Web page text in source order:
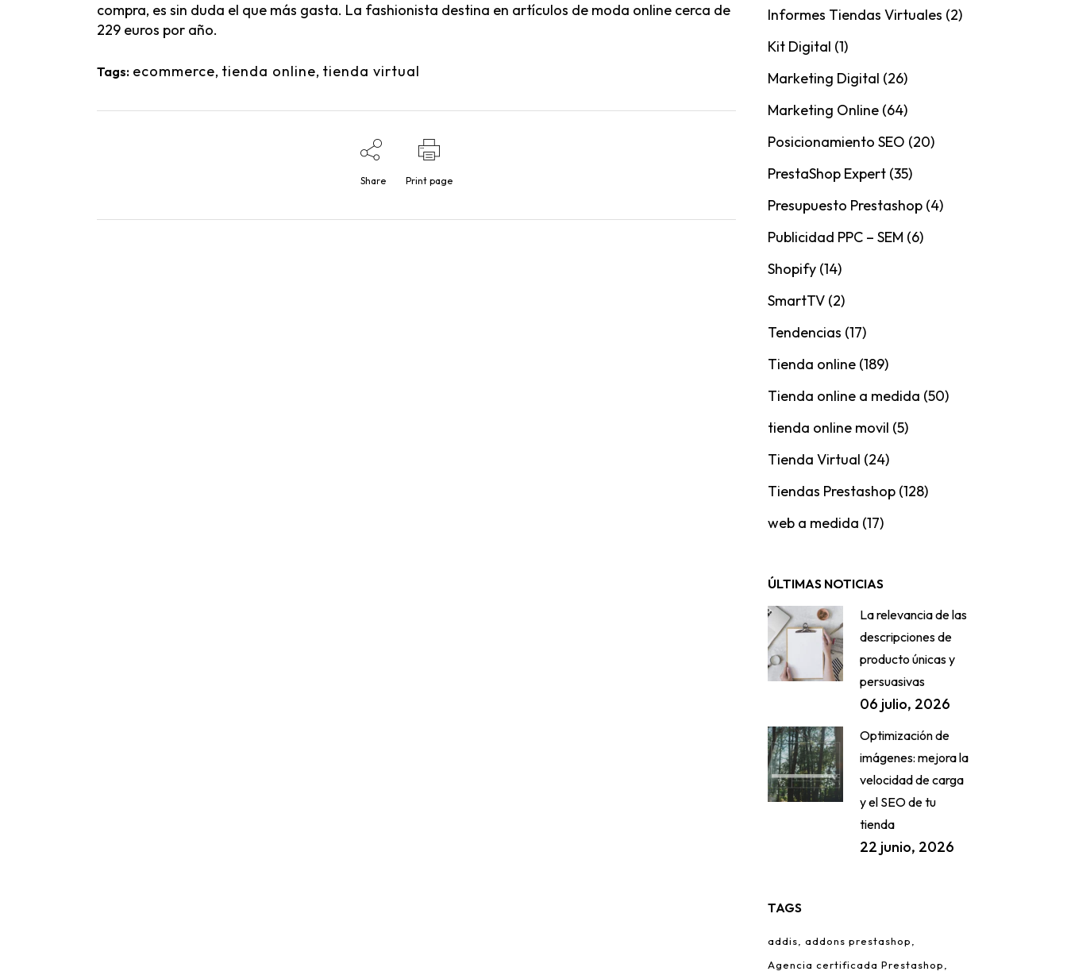
compra, es sin duda el que más gasta. La fashionista destina en artículos de moda online cerca de
229 euros por año.
Tags: ecommerce, tienda online, tienda virtual
Share Print page
Informes Tiendas Virtuales (2)
Kit Digital (1)
Marketing Digital (26)
Marketing Online (64)
Posicionamiento SEO (20)
PrestaShop Expert (35)
Presupuesto Prestashop (4)
Publicidad PPC – SEM (6)
Shopify (14)
SmartTV (2)
Tendencias (17)
Tienda online (189)
Tienda online a medida (50)
tienda online movil (5)
Tienda Virtual (24)
Tiendas Prestashop (128)
web a medida (17)
ÚLTIMAS NOTICIAS
La relevancia de las
descripciones de
producto únicas y
persuasivas
06 julio, 2026
Optimización de
imágenes: mejora la
velocidad de carga
y el SEO de tu
tienda
22 junio, 2026
TAGS
addis
addons prestashop
Agencia certificada Prestashop